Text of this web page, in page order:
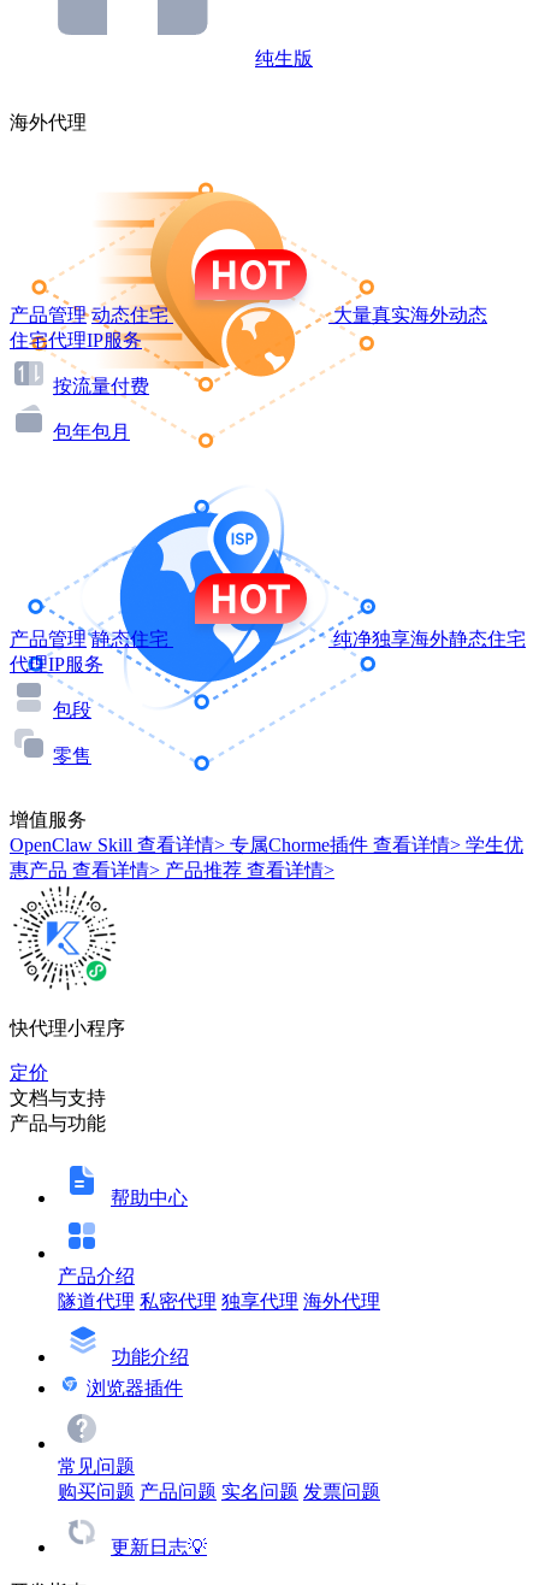
纯生版
海外代理
产品管理 动态住宅
大量真实海外动态
住宅代理IP服务
按流量付费
包年包月
产品管理 静态住宅
纯净独享海外静态住宅
代理IP服务
包段
零售
增值服务
OpenClaw Skill 查看详情> 专属Chorme插件 查看详情> 学生优
惠产品 查看详情> 产品推荐 查看详情>
快代理小程序
定价
文档与支持
产品与功能
帮助中心
产品介绍
隧道代理 私密代理 独享代理 海外代理
功能介绍
浏览器插件
常见问题
购买问题 产品问题 实名问题 发票问题
更新日志💡